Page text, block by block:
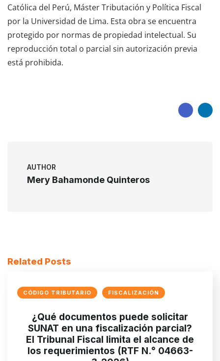
Católica del Perú, Máster Tributación y Política Fiscal
por la Universidad de Lima. Esta obra se encuentra
protegido por normas de propiedad intelectual. Su
reproducción total o parcial sin autorización previa
está prohibida.
AUTHOR
Mery Bahamonde Quinteros
Related Posts
CÓDIGO TRIBUTARIO FISCALIZACIÓN
¿Qué documentos puede solicitar
SUNAT en una fiscalización parcial?
El Tribunal Fiscal limita el alcance de
los requerimientos (RTF N.° 04663-